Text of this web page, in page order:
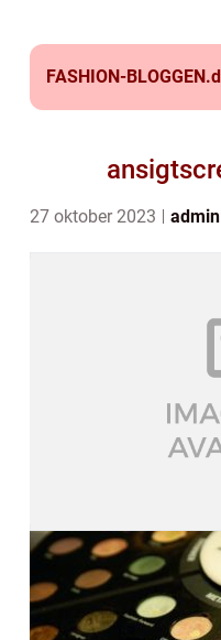
FASHION-BLOGGEN.
27 oktober 2023 admin